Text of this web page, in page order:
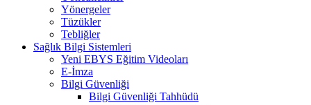
Yönergeler
Tüzükler
Tebliğler
Sağlık Bilgi Sistemleri
Yeni EBYS Eğitim Videoları
E-İmza
Bilgi Güvenliği
Bilgi Güvenliği Tahhüdü